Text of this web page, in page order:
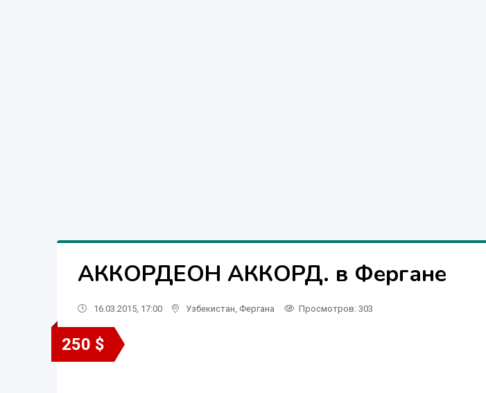
АККОРДЕОН АККОРД. в Фергане
16.03.2015, 17:00 Узбекистан Фергана Просмотров: 303
250 $